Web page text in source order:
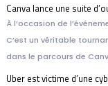
Canva lance une suite
À l’occasion de
C’est un véritable
dans le parcours de
Uber est victime d’une